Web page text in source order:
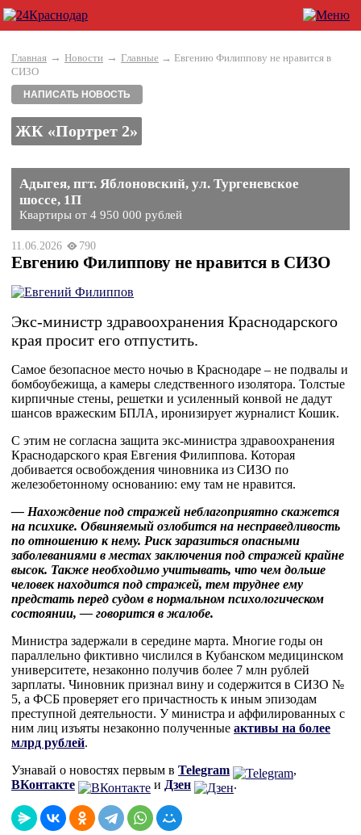
Главная → Новости → Главные → Евгению Филиппову не нравится в
СИЗО
НАПИСАТЬ НОВОСТЬ
ЖК «Портрет 2»
Адыгея, пгт. Яблоновский, ул. Тургеневское
шоссе, 1П
Квартиры от 4 950 000 рублей
11.06.2026 790
Евгению Филиппову не нравится в СИЗО
Экс-министр здравоохранения Краснодарского
края просит его отпустить.
Самое безопасное место ночью в Краснодаре – не подвалы и
бомбоубежища, а камеры следственного изолятора. Толстые
кирпичные стены, решетки и усиленный конвой не дадут
шансов вражеским БПЛА, иронизирует журналист Кошик.
С этим не согласна защита экс-министра здравоохранения
Краснодарского края Евгения Филиппова. Которая
добивается освобождения чиновника из СИЗО по
железобетонному основанию: ему там не нравится.
— Нахождение под стражей неблагоприятно скажется
на психике. Обвиняемый озлобится на несправедливость
по отношению к нему. Риск заразиться опасными
заболеваниями в местах заключения под стражей крайне
высок. Также необходимо учитывать, что чем дольше
человек находится под стражей, тем труднее ему
предстать перед судом в нормальном психологическом
состоянии, — говорится в жалобе.
Министра задержали в середине марта. Многие годы он
параллельно фиктивно числился в Кубанском медицинском
университете, незаконно получив более 7 млн рублей
зарплаты. Чиновник признал вину и содержится в СИЗО №
5, а ФСБ проверяет его причастность к иным эпизодам
преступной деятельности. У министра и аффилированных с
ним лиц изъяты незаконно полученные активы на более
млрд рублей.
Узнавай о новостях первым в Telegram
,
ВКонтакте
и Дзен .